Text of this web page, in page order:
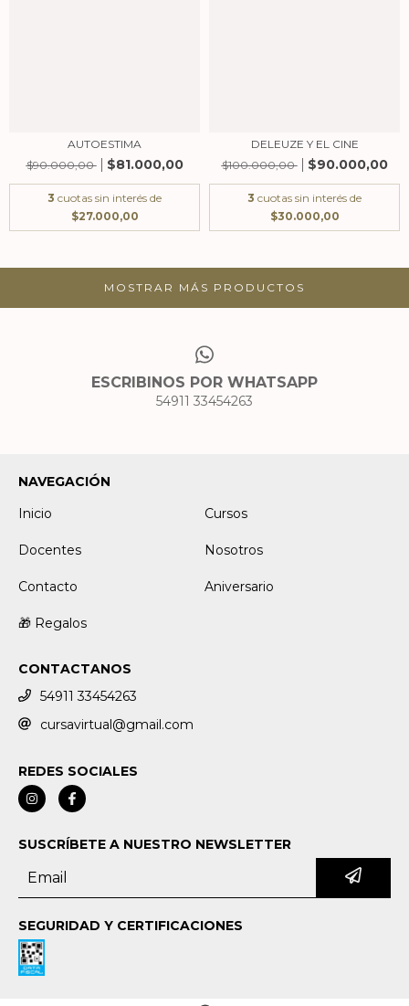
AUTOESTIMA
$90.000,00
$81.000,00
3 cuotas sin interés de
$27.000,00
DELEUZE Y EL CINE
$100.000,00
$90.000,00
3 cuotas sin interés de
$30.000,00
MOSTRAR MÁS PRODUCTOS
ESCRIBINOS POR WHATSAPP
54911 33454263
NAVEGACIÓN
Inicio
Cursos
Docentes Nosotros
Contacto Aniversario
🎁 Regalos
CONTACTANOS
54911 33454263
cursavirtual@gmail.com
REDES SOCIALES
SUSCRÍBETE A NUESTRO NEWSLETTER
SEGURIDAD Y CERTIFICACIONES